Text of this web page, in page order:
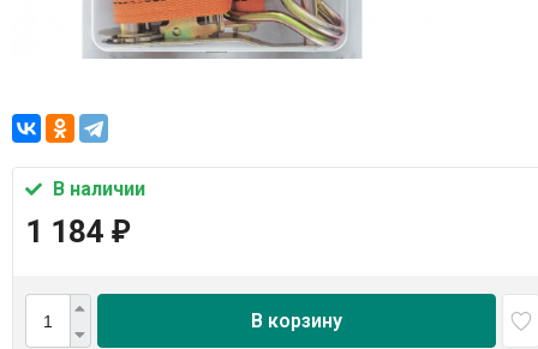
В наличии
1 184 ₽
В корзину